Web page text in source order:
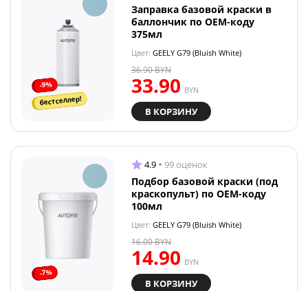
-9%
бестселлер!
Заправка базовой краски в
баллончик по OEM-коду
375мл
Цвет: GEELY G79 (Bluish White)
33.90 BYN
36.90BYN
В КОРЗИНУ
-7%
4.9 99 оценок
Подбор базовой краски (под
краскопульт) по OEM-коду
100мл
Цвет: GEELY G79 (Bluish White)
14.90 BYN
16.00BYN
В КОРЗИНУ